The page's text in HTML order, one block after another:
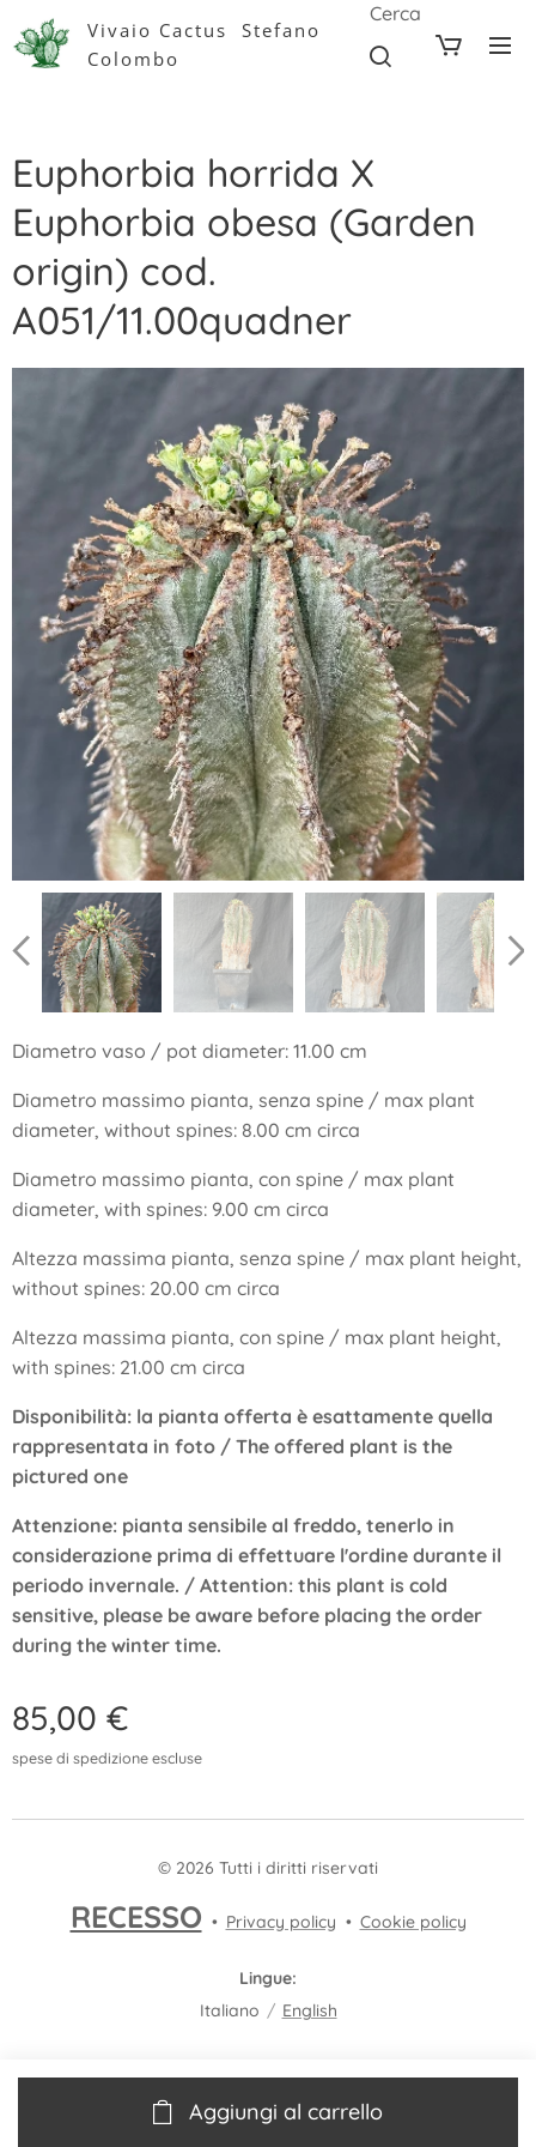
Vivaio Cactus Stefano
Colombo
Cerca
Euphorbia horrida X
Euphorbia obesa (Garden
origin) cod.
A051/11.00quadner
Diametro vaso / pot diameter: 11.00 cm
Diametro massimo pianta, senza spine / max plant
diameter, without spines: 8.00 cm circa
Diametro massimo pianta, con spine / max plant
diameter, with spines: 9.00 cm circa
Altezza massima pianta, senza spine / max plant height,
without spines: 20.00 cm circa
Altezza massima pianta, con spine / max plant height,
with spines: 21.00 cm circa
Disponibilità: la pianta offerta è esattamente quella
rappresentata in foto / The offered plant is the
pictured one
Attenzione: pianta sensibile al freddo, tenerlo in
considerazione prima di effettuare l'ordine durante il
periodo invernale. / Attention: this plant is cold
sensitive, please be aware before placing the order
during the winter time.
85,00 €
spese di spedizione escluse
Aggiungi al carrello
© 2026 Tutti i diritti riservati
RECESSO Privacy policy Cookie policy
Lingue
Italiano
English